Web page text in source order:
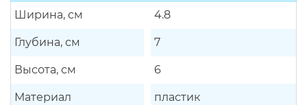
Ширина, см 4.8
Глубина, см 7
Высота, см 6
Материал пластик